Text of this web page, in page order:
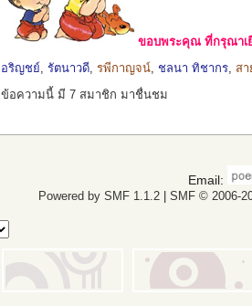
ขอบพระคุณ ที่กรุณาเ
อริญชย์ รัตนาวดี, รพีกาญจน์, ชลนา ทิชากร, สา
ข้อความนี้ มี 7 สมาชิก มาชื่นชม
Email:
Powered by SMF 1.1.2| SMF © 2006-